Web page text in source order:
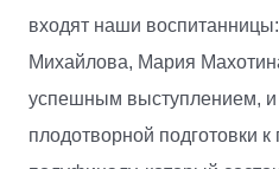
входят наши
Михайлова, Мария
успешным выступлением,
плодотворной подготовки